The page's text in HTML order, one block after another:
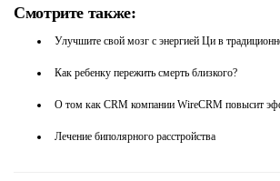
Смотрите также:
Улучшите свой мозг с энергией Ци в
Как ребенку пережить смерть близкого?
О том как CRM компании WireCRM повысит
Лечение биполярного расстройства